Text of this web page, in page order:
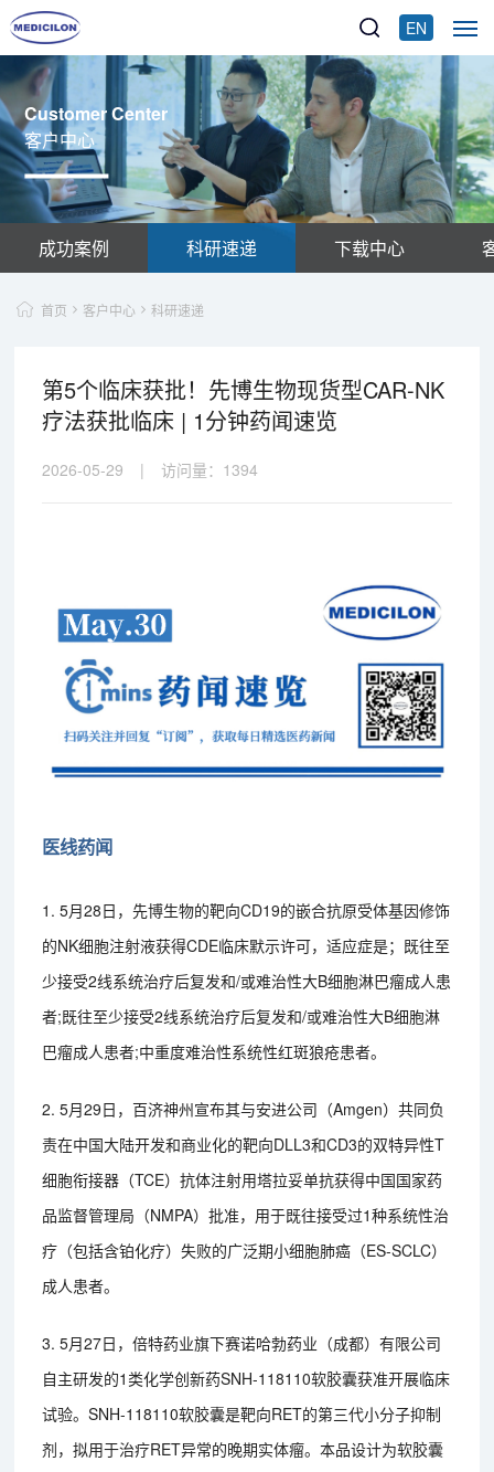
EN
Customer Center
客户中心
成功案例 科研速递 下载中心
首页 客户中心 科研速递
第5个临床获批！先博生物现货型CAR-NK
疗法获批临床 | 1分钟药闻速览
2026-05-29 | 访问量： 1394
医线药闻
1. 5月28日，先博生物的靶向CD19的嵌合抗原受体基因修饰
的NK细胞注射液获得CDE临床默示许可，适应症是；既往至
少接受2线系统治疗后复发和/或难治性大B细胞淋巴瘤成人患
者;既往至少接受2线系统治疗后复发和/或难治性大B细胞淋
巴瘤成人患者;中重度难治性系统性红斑狼疮患者。
2. 5月29日，百济神州宣布其与安进公司（Amgen）共同负
责在中国大陆开发和商业化的靶向DLL3和CD3的双特异性T
细胞衔接器（TCE）抗体注射用塔拉妥单抗获得中国国家药
品监督管理局（NMPA）批准，用于既往接受过1种系统性治
疗（包括含铂化疗）失败的广泛期小细胞肺癌（ES-SCLC）
成人患者。
3. 5月27日，倍特药业旗下赛诺哈勃药业（成都）有限公司
自主研发的1类化学创新药SNH-118110软胶囊获准开展临床
试验。SNH-118110软胶囊是靶向RET的第三代小分子抑制
剂，拟用于治疗RET异常的晚期实体瘤。本品设计为软胶囊